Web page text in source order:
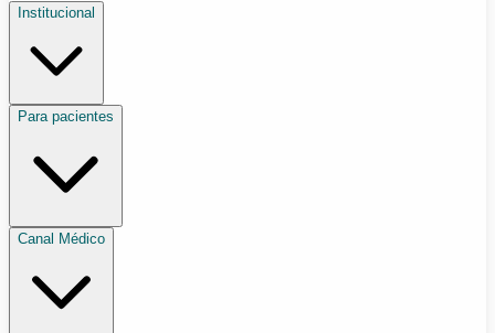
Institucional
Para pacientes
Canal Médico